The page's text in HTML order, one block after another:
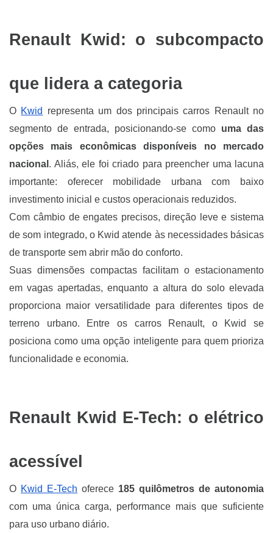
Renault Kwid: o subcompacto
que lidera a categoria
O Kwid
representa um dos principais carros Renault no
segmento de entrada, posicionando-se como uma das
opções mais econômicas disponíveis no mercado
nacional . Aliás, ele foi criado para preencher uma lacuna
importante: oferecer mobilidade urbana com baixo
investimento inicial e custos operacionais reduzidos.
Com câmbio de engates precisos, direção leve e sistema
de som integrado, o Kwid atende às necessidades básicas
de transporte sem abrir mão do conforto.
Suas dimensões compactas facilitam o estacionamento
em vagas apertadas, enquanto a altura do solo elevada
proporciona maior versatilidade para diferentes tipos de
terreno urbano. Entre os carros Renault, o Kwid se
posiciona como uma opção inteligente para quem prioriza
funcionalidade e economia.
Renault Kwid E-Tech: o elétrico
acessível
O Kwid E-Tech oferece 185 quilômetros de autonomia
com uma única carga, performance mais que suficiente
para uso urbano diário.